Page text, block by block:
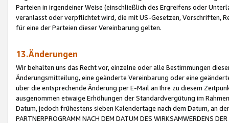
Parteien in irgendeiner Weise (einschließlich des Ergreifens oder
veranlasst oder verpflichtet wird, die mit US-Gesetzen, Vorschriften,
für eine der Parteien dieser Vereinbarung gelten.
13.Änderungen
Wir behalten uns das Recht vor, einzelne oder alle Bestimmungen
Änderungsmitteilung, eine geänderte Vereinbarung oder eine
über die entsprechende Änderung per E-Mail an Ihre zu diesem
ausgenommen etwaige Erhöhungen der Standardvergütung im
Datum, jedoch frühestens sieben Kalendertage nach dem Datum, an
PARTNERPROGRAMM NACH DEM DATUM DES WIRKSAMWERDENS